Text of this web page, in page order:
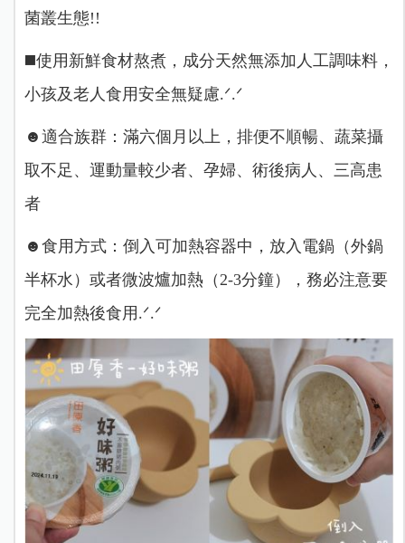
菌叢生態!!
◼️使用新鮮食材熬煮，成分天然無添加人工調味料，
小孩及老人食用安全無疑慮.ᐟ‪‪‪.ᐟ
‪‪‪☻適合族群︎︎：滿六個月以上，排便不順暢、蔬菜攝
取不足、運動量較少者、孕婦、術後病人、三高患
者
☻食用方式：倒入可加熱容器中，放入電鍋（外鍋
半杯水）或者微波爐加熱（2-3分鐘），務必注意要
完全加熱後食用.ᐟ‪‪‪.ᐟ